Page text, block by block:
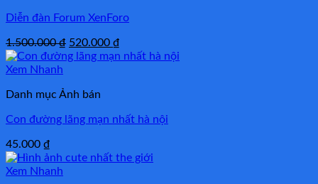
Diễn đàn Forum XenForo
1.500.000₫ Giá
gốc
520.000 ₫
hiện
Xem Nhanh
Danh mục Ảnh bán
Con đường lãng mạn nhất hà nội
45.000 ₫
Xem Nhanh